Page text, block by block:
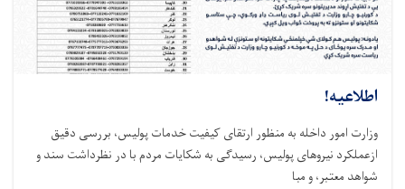
اطلاعیه!
وزارت امور داخله به منظور ارتقای کیفیت خدمات پولیس، بررسی دقیق
ازعملکرد نیروهای پولیس، رسیدگی به شکایات مردم با در نظرداشت سند و
شواهد معتبر، و مبا